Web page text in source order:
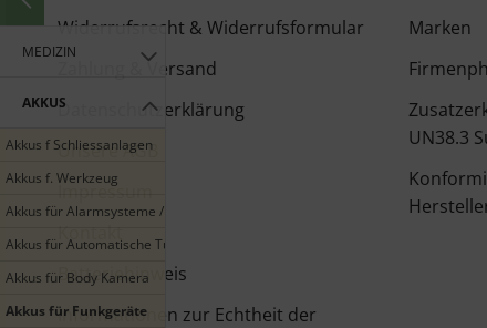
MEDIZIN
AKKUS
Akkus f Schliessanlagen
Akkus f. Werkzeug
Akkus für Alarmsysteme / Smarthome
Akkus für Automatische Türen
Akkus für Body Kamera
Akkus für Funkgeräte
Widerrufsrecht & Widerrufsformular
Zahlung & Versand
Datenschutzerklärung
Unsere AGB
Impressum
Batteriehinweis
Informationen zur Echtheit der
Marken
UN38.3